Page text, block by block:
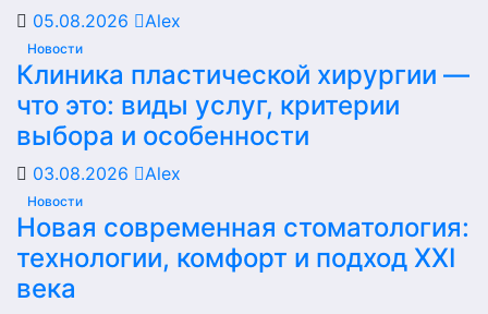
05.08.2026 Alex
Новости
Клиника пластической хирургии —
что это: виды услуг, критерии
выбора и особенности
03.08.2026 Alex
Новости
Новая современная стоматология:
технологии, комфорт и подход XXI
века